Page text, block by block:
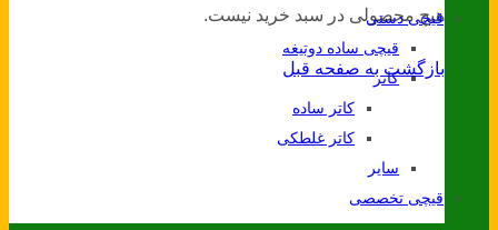
هیچ محصولی در سبد خرید نیست.
بازگشت به صفحه قبل
قیچی دستی
قیچی ساده دوتیغه
کاتر
کاتر ساده
کاتر غلطکی
سایر
قیچی تخصصی